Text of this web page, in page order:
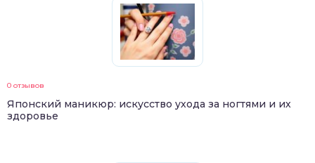
0 отзывов
Японский маникюр: искусство ухода за ногтями и их
здоровье